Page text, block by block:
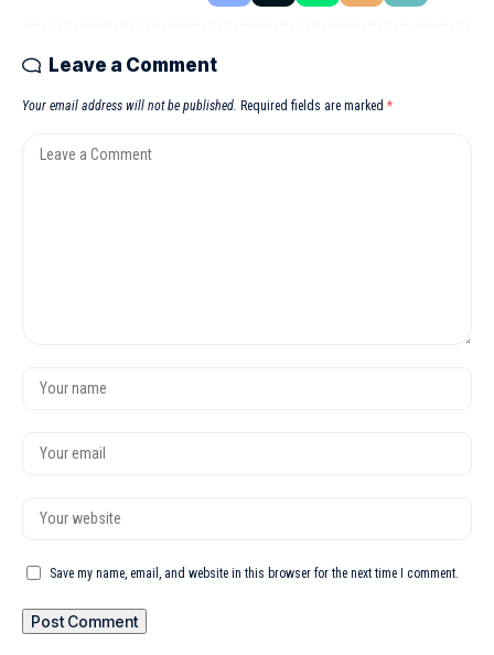
Leave a Comment
Your email address will not be published. Required fields are marked *
Save my name, email, and website in this browser for the next time I comment.